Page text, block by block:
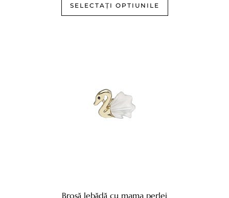
SELECTAȚI OPTIUNILE
Broșă lebădă cu mama perlei